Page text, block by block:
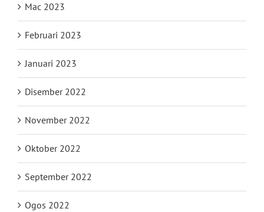
Mac 2023
Februari 2023
Januari 2023
Disember 2022
November 2022
Oktober 2022
September 2022
Ogos 2022